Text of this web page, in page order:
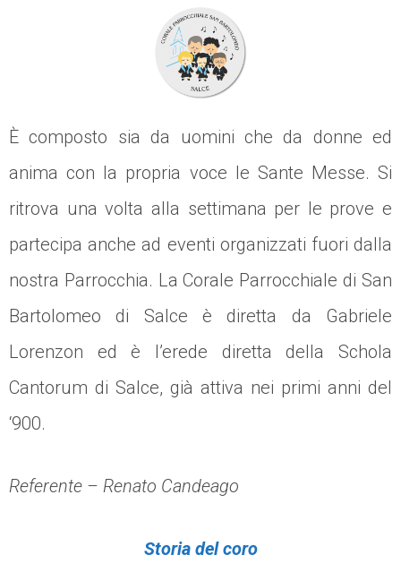
È composto sia da uomini che da donne ed
anima con la propria voce le Sante Messe. Si
ritrova una volta alla settimana per le prove e
partecipa anche ad eventi organizzati fuori dalla
nostra Parrocchia. La Corale Parrocchiale di San
Bartolomeo di Salce è diretta da Gabriele
Lorenzon ed è l’erede diretta della Schola
Cantorum di Salce, già attiva nei primi anni del
‘900.
Referente – Renato Candeago
Storia del coro